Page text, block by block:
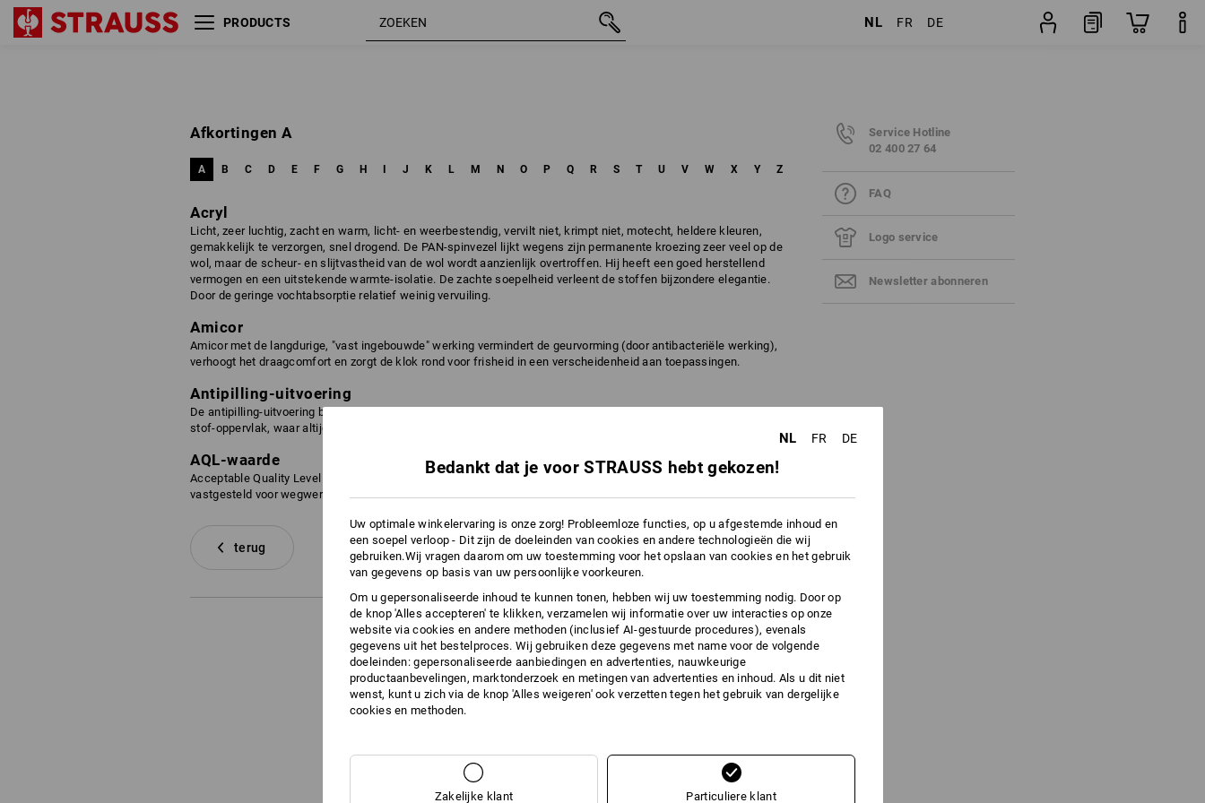
PRODUCTS NL FR DE
Afkortingen A
A B C D E F G H J K L M N O P Q R S T U V W X Y Z
Acryl
Licht, zeer luchtig, zacht en warm, licht- en weerbestendig, vervilt niet, krimpt niet, motecht, heldere kleuren,
gemakkelijk te verzorgen, snel drogend. De PAN-spinvezel lijkt wegens zijn permanente kroezing zeer veel op de
wol, maar de scheur- en slijtvastheid van de wol wordt aanzienlijk overtroffen. Hij heeft een goed herstellend
vermogen en een uitstekende warmte-isolatie. De zachte soepelheid verleent de stoffen bijzondere elegantie.
Door de geringe vochtabsorptie relatief weinig vervuiling.
Amicor
Amicor met de langdurige, "vast ingebouwde" werking vermindert de geurvorming (door antibacteriële werking),
verhoogt het draagcomfort en zorgt de klok rond voor frisheid in een verscheidenheid aan toepassingen.
Antipilling-uitvoering
De antipilling-uitvoering bij kledingstukken voorkomt pilling in het textiel. Pilling ontstaat door wrijving van het
stof-oppervlak, waar altijd enkele wolhaartjes uitsteken, die vervolgens met elkaar verknoopt raken en vervilten.
AQL-waarde
Acceptable Quality Level = methode voor kwaliteitsbepaling waarbij een dichtheidswaarde van minimaal 1,5 is
vastgesteld voor wegwerphandschoenen.
terug
Service Hotline
02 400 27 64
FAQ
Logo service
Newsletter abonneren
NL FR DE
Bedankt dat je voor STRAUSS hebt gekozen!
Uw optimale winkelervaring is onze zorg! Probleemloze functies, op u afgestemde inhoud en
een soepel verloop - Dit zijn de doeleinden van cookies en andere technologieën die wij
gebruiken.Wij vragen daarom om uw toestemming voor het opslaan van cookies en het gebruik
van gegevens op basis van uw persoonlijke voorkeuren.
Om u gepersonaliseerde inhoud te kunnen tonen, hebben wij uw toestemming nodig. Door op
de knop 'Alles accepteren' te klikken, verzamelen wij informatie over uw interacties op onze
website via cookies en andere methoden (inclusief AI-gestuurde procedures), evenals
gegevens uit het bestelproces. Wij gebruiken deze gegevens met name voor de volgende
doeleinden: gepersonaliseerde aanbiedingen en advertenties, nauwkeurige
productaanbevelingen, marktonderzoek en metingen van advertenties en inhoud. Als u dit niet
wenst, kunt u zich via de knop 'Alles weigeren' ook verzetten tegen het gebruik van dergelijke
cookies en methoden.
Zakelijke klant Particuliere klant